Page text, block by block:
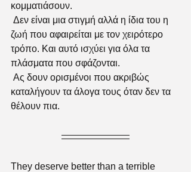
κομματιάσουν.
ζωή που αφαιρείται με τον χειρότερο
τρόπο. Και αυτό ισχύει για όλα τα
πλάσματα που σφάζονται.
καταλήγουν τα άλογα τους όταν δεν τα
θέλουν πια.
They deserve better than a terrible